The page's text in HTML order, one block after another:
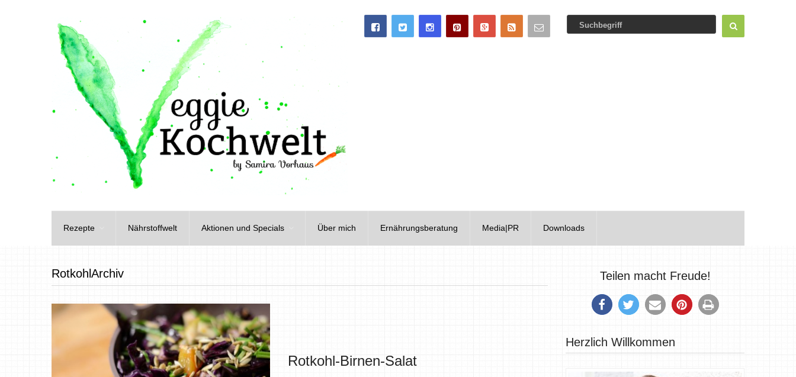
Rezepte Nährstoffwelt Aktionen und Specials Über mich Ernährungsberatung Media|PR Downloads
RotkohlArchiv
Rotkohl-Birnen-Salat
Teilen macht Freude!
Herzlich Willkommen